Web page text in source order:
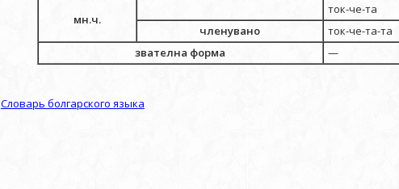
мн.ч.
ток-че-та
членувано
ток-че-та-та
звателна форма
—
Словарь болгарского языка